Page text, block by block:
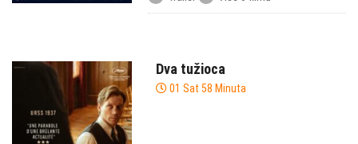
Dva tužioca
01 Sat 58 Minuta